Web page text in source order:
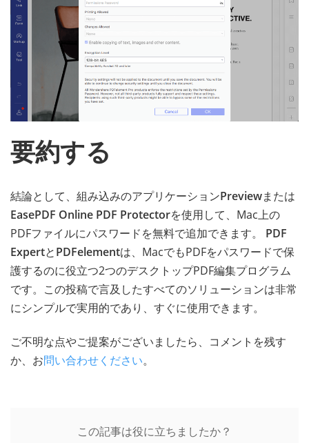
要約する
結論として、組み込みのアプリケーションPreviewまたは
EasePDF Online PDF Protectorを使用して、Mac上の
PDFファイルにパスワードを無料で追加できます。 PDF
ExpertとPDFelementは、MacでもPDFをパスワードで保
護するのに役立つ2つのデスクトップPDF編集プログラム
です。この投稿で言及したすべてのソリューションは非常
にシンプルで実用的であり、すぐに使用できます。
ご不明な点やご提案がございましたら、コメントを残す
か、お問い合わせください。
この記事は役に立ちましたか？